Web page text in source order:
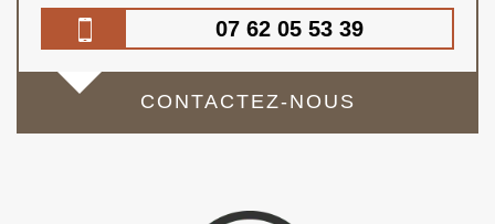
07 62 05 53 39
CONTACTEZ-NOUS